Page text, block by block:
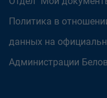
Политика в
данных на
Администрации